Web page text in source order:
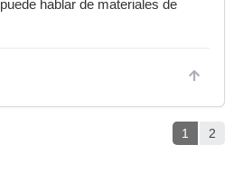
hablar de materiales de
1 2